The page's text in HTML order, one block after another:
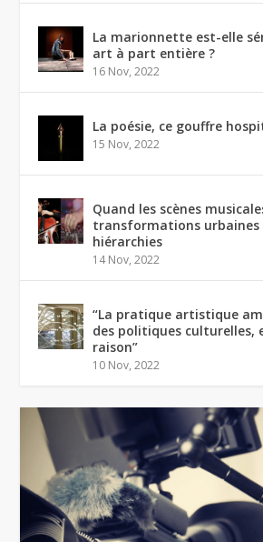
La marionnette est-elle
art à part entière ?
16 Nov, 2022
La poésie, ce gouffre
15 Nov, 2022
Quand les scènes
transformations urbaines
hiérarchies
14 Nov, 2022
“La pratique artistique
des politiques culturelles,
raison”
10 Nov, 2022